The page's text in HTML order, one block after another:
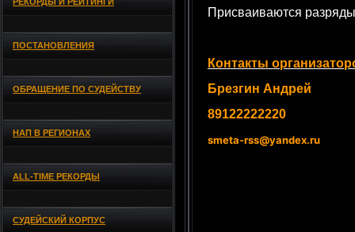
ПОСТАНОВЛЕНИЯ
ОБРАЩЕНИЕ ПО СУДЕЙСТВУ
НАП В РЕГИОНАХ
ALL-TIME РЕКОРДЫ
СУДЕЙСКИЙ КОРПУС
Присваиваются
Контакты
Брезгин Андрей
89122222220
smeta-rss@yandex.ru